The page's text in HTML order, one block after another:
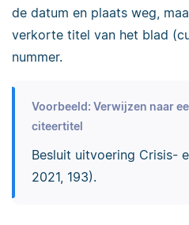
de datum en plaats weg,
verkorte titel van het blad
nummer.
Voorbeeld: Verwijzen naar
citeertitel
Besluit uitvoering Crisis-
2021, 193).